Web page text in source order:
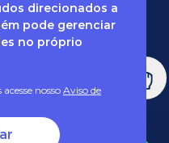
direcionados a
pode gerenciar
no próprio
nosso Aviso de
e LGPD, entre em
dados) via e-mail: